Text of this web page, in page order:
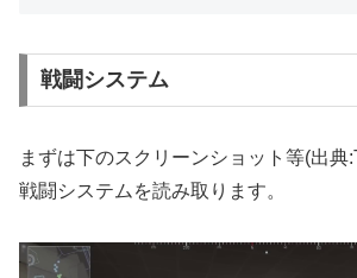
戦闘システム
まずは下のスクリーンショット等(出典
戦闘システムを読み取ります。